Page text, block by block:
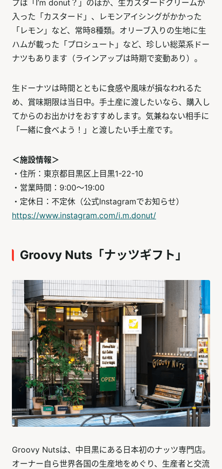
プは「I’m donut？」のほか、生カスタードクリームが
入った「カスタード」、レモンアイシングがかかった
「レモン」など、常時8種類。オリーブ入りの生地に生
ハムが載った「プロシュート」など、珍しい総菜系ドー
ナツもあります（ラインアップは時期で変動あり）。
生ドーナツは時間とともに食感や風味が損なわれるた
め、賞味期限は当日中。手土産に渡したいなら、購入し
てからのお出かけをおすすめします。気兼ねない相手に
「一緒に食べよう！」と渡したい手土産です。
＜施設情報＞
・住所：東京都目黒区上目黒1-22-10
・営業時間：9:00～19:00
・定休日：不定休（公式Instagramでお知らせ）
https://www.instagram.com/i.m.donut/
Groovy Nuts「ナッツギフト」
Groovy Nutsは、中目黒にある日本初のナッツ専門店。
オーナー自ら世界各国の生産地をめぐり、生産者と交流